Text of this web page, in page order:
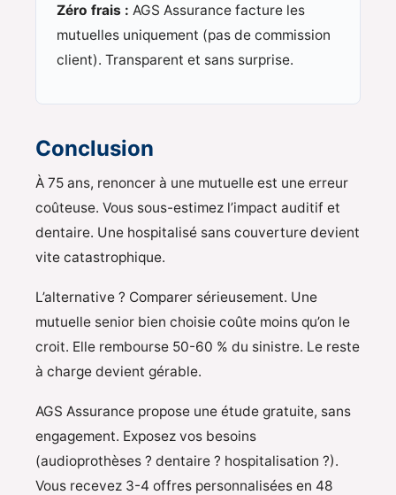
Zéro frais : AGS Assurance facture les
mutuelles uniquement (pas de commission
client). Transparent et sans surprise.
Conclusion
À 75 ans, renoncer à une mutuelle est une erreur
coûteuse. Vous sous-estimez l’impact auditif et
dentaire. Une hospitalisé sans couverture devient
vite catastrophique.
L’alternative ? Comparer sérieusement. Une
mutuelle senior bien choisie coûte moins qu’on le
croit. Elle rembourse 50-60 % du sinistre. Le reste
à charge devient gérable.
AGS Assurance propose une étude gratuite, sans
engagement. Exposez vos besoins
(audioprothèses ? dentaire ? hospitalisation ?).
Vous recevez 3-4 offres personnalisées en 48